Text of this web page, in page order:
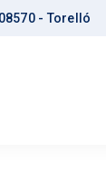
- Torelló